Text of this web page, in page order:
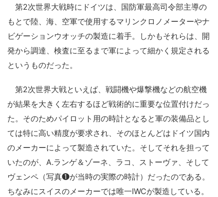
第2次世界大戦時にドイツは、国防軍最高司令部主導の
もとで陸、海、空軍で使用するマリンクロノメーターやナ
ビゲーションウオッチの製造に着手。しかもそれらは、開
発から調達、検査に至るまで軍によって細かく規定される
というものだった。
第2次世界大戦といえば、戦闘機や爆撃機などの航空機
が結果を大きく左右するほど戦術的に重要な位置付けだっ
た。そのためパイロット用の時計となると軍の装備品とし
ては特に高い精度が要求され、そのほとんどはドイツ国内
のメーカーによって製造されていた。そしてそれを担って
いたのが、A.ランゲ＆ゾーネ、ラコ、ストーヴァ、そして
ヴェンペ（写真❶が当時の実際の時計）だったのである。
ちなみにスイスのメーカーでは唯一IWCが製造している。